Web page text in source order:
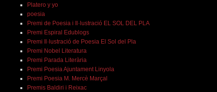
Platero y yo
poesia
Premi de Poesia i Il·lustració EL SOL DEL PLA
Premi Espiral Edublogs
Premi Il·lustració de Poesia El Sol del Pla
Premi Nobel Literatura
Premi Parada Literària
Premi Poesia Ajuntament Linyola
Premi Poesia M. Mercè Marçal
Premis Baldiri i Reixac